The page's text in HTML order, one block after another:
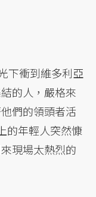
下衝到維多利亞
的人，嚴格來
們的領頭者活
的年輕人突然慷
現場太熱烈的